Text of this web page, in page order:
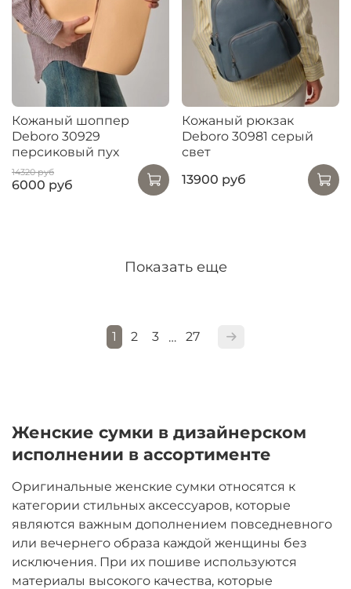
Кожаный шоппер
Deboro 30929
персиковый пух
14320 руб
6000 руб
Кожаный рюкзак
Deboro 30981 серый
свет
13900 руб
Показать еще
1 2 3 … 27
Женские сумки в дизайнерском
исполнении в ассортименте
Оригинальные женские сумки относятся к
категории стильных аксессуаров, которые
являются важным дополнением повседневного
или вечернего образа каждой женщины без
исключения. При их пошиве используются
материалы высокого качества, которые